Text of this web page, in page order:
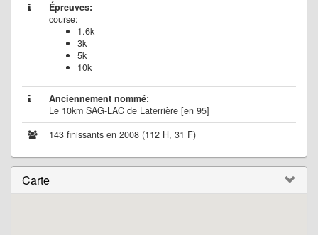
Épreuves:
course:
1.6k
3k
5k
10k
Anciennement nommé:
Le 10km SAG-LAC de Laterrière [en 95]
143 finissants en 2008 (112 H, 31 F)
Carte